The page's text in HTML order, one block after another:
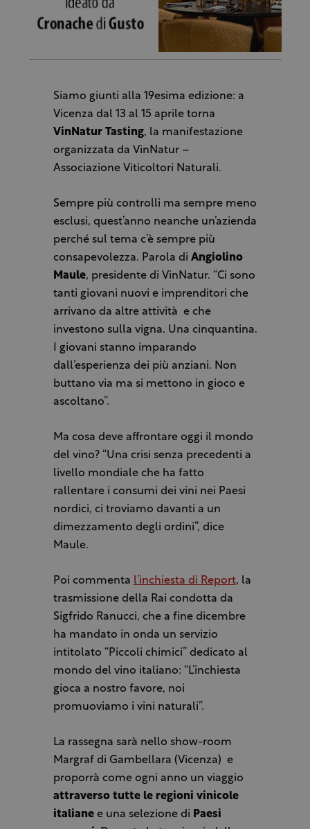
Siamo giunti alla 19esima edizione: a
Vicenza dal 13 al 15 aprile torna
VinNatur Tasting, la manifestazione
organizzata da VinNatur –
Associazione Viticoltori Naturali.
Sempre più controlli ma sempre meno
esclusi, quest’anno neanche un’azienda
perché sul tema c’è sempre più
consapevolezza. Parola di Angiolino
Maule, presidente di VinNatur. “Ci sono
tanti giovani nuovi e imprenditori che
arrivano da altre attività e che
investono sulla vigna. Una cinquantina.
I giovani stanno imparando
dall’esperienza dei più anziani. Non
buttano via ma si mettono in gioco e
ascoltano”.
Ma cosa deve affrontare oggi il mondo
del vino? “Una crisi senza precedenti a
livello mondiale che ha fatto
rallentare i consumi dei vini nei Paesi
nordici, ci troviamo davanti a un
dimezzamento degli ordini”, dice
Maule.
Poi commenta l’inchiesta di Report, la
trasmissione della Rai condotta da
Sigfrido Ranucci, che a fine dicembre
ha mandato in onda un servizio
intitolato “Piccoli chimici” dedicato al
mondo del vino italiano: “L’inchiesta
gioca a nostro favore, noi
promuoviamo i vini naturali”.
La rassegna sarà nello show-room
Margraf di Gambellara (Vicenza) e
proporrà come ogni anno un viaggio
attraverso tutte le regioni vinicole
italianee una selezione di Paesi